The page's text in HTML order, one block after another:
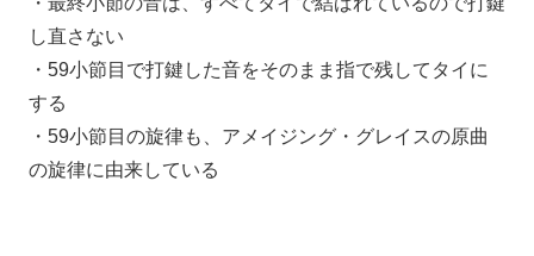
し直さない
・59小節目で打鍵した音をそのまま指で残してタイに
する
・59小節目の旋律も、アメイジング・グレイスの原曲
の旋律に由来している